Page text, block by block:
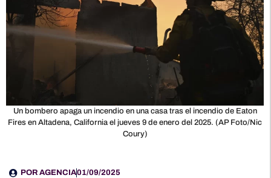
Un bombero apaga un incendio en una casa tras el incendio de Eaton
Fires en Altadena, California el jueves 9 de enero del 2025. (AP Foto/Nic
Coury)
POR AGENCIA01/09/2025